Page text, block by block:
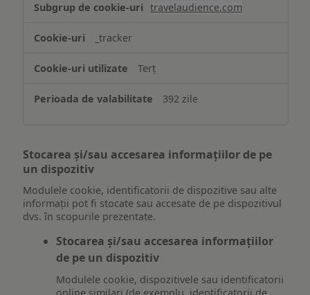
travelaudience.com
_tracker
Terț
392 zile
Stocarea și/sau accesarea informațiilor de pe
un dispozitiv
Modulele cookie, identificatorii de dispozitive sau alte
informații pot fi stocate sau accesate de pe dispozitivul
dvs. în scopurile prezentate.
Stocarea și/sau accesarea informațiilor
de pe un dispozitiv
Modulele cookie, dispozitivele sau identificatorii
online similari (de exemplu, identificatorii de